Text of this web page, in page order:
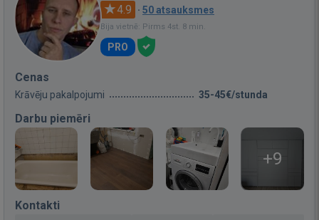
4.9 · 50 atsauksmes
Bija vietnē: Pirms 4st. 8 min.
PRO
Cenas
Krāvēju pakalpojumi 35-45€/stunda
Darbu piemēri
+9
Kontakti